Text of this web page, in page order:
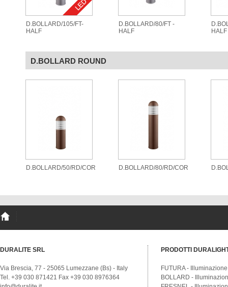
D.BOLLARD/105/FT-
HALF
D.BOLLARD/80/FT -
HALF
HALF
D.BOLLARD ROUND
D.BOLLARD/50/RD/COR D.BOLLARD/80/RD/COR
DURALITE SRL
Via Brescia, 77 - 25065 Lumezzane (Bs) - Italy
Tel. +39 030 871421 Fax +39 030 8976364
PRODOTTI
FUTURA -
BOLLARD -